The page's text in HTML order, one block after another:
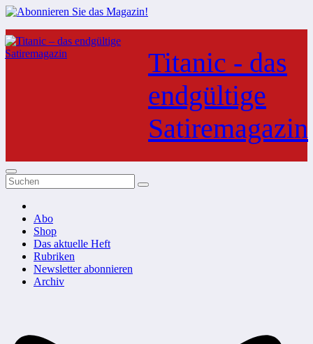
Zum
Inhalt
springen
Titanic - das
endgültige
Satiremagazin
Abo
Shop
Das aktuelle Heft
Rubriken
Newsletter abonnieren
Archiv